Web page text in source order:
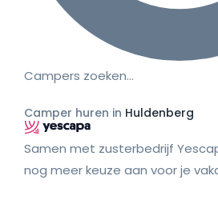
Campers zoeken…
Camper huren in Huldenberg
Samen met zusterbedrijf
nog meer keuze aan voor je